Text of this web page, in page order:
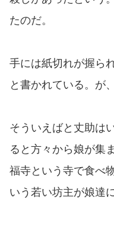
たのだ。
手には紙切れが握ら
と書かれている。が
そういえばと丈助は
ると方々から娘が集
福寺という寺で食べ
いう若い坊主が娘達